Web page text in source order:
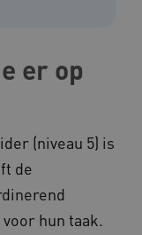
er op
(niveau 5) is
de
hun taak.